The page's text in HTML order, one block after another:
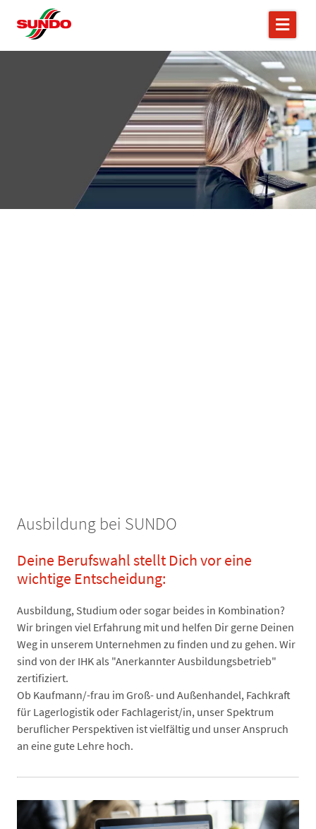
Ausbildung bei SUNDO
Deine Berufswahl stellt Dich vor eine
wichtige Entscheidung:
Ausbildung, Studium oder sogar beides in Kombination?
Wir bringen viel Erfahrung mit und helfen Dir gerne Deinen
Weg in unserem Unternehmen zu finden und zu gehen. Wir
sind von der IHK als "Anerkannter Ausbildungsbetrieb"
zertifiziert.
Ob Kaufmann/-frau im Groß- und Außenhandel, Fachkraft
für Lagerlogistik oder Fachlagerist/in, unser Spektrum
beruflicher Perspektiven ist vielfältig und unser Anspruch
an eine gute Lehre hoch.